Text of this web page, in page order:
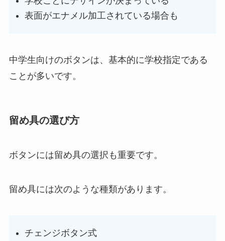
表面がエナメル加工されている場合も
中学生向けのボタンは、基本的に学校指定である
ことが多いです。
留め具の選び方
ボタンには留め具の選択も重要です。
留め具には次のような種類があります。
チェンジボタン式